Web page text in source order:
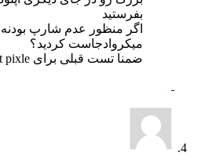
بفرستید
اگر منظور عدم شارپ
میکروادجاست کردید؟
ضمنا تست قبلی برای hot pixle رو هم انجام بدید